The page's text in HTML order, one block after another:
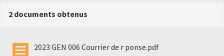
2 documents obtenus
2023 GEN 006 Courrier de r ponse.pdf